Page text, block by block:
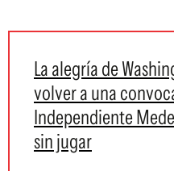
La alegría de
volver a una
Independiente
sin jugar